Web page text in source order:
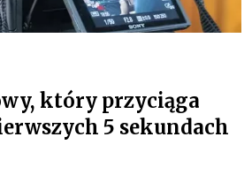
który przyciąga
5 sekundach